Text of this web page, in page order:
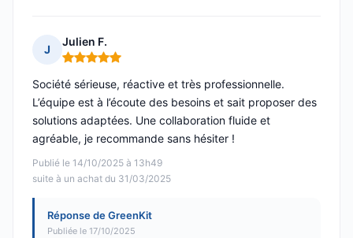
J
Julien F.
Note : 5 sur 5
Publié le 14/10/2025 à 13h49
suite à un achat du 31/03/2025
Société sérieuse, réactive et très professionnelle.
L’équipe est à l’écoute des besoins et sait proposer des
solutions adaptées. Une collaboration fluide et
agréable, je recommande sans hésiter !
Réponse de GreenKit
Publiée le 17/10/2025